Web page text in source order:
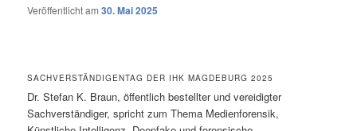
Veröffentlicht am30. Mai 2025
SACHVERSTÄNDIGENTAG DER IHK MAGDEBURG 2025
Dr. Stefan K. Braun, öffentlich bestellter und vereidigter
Sachverständiger, spricht zum Thema Medienforensik,